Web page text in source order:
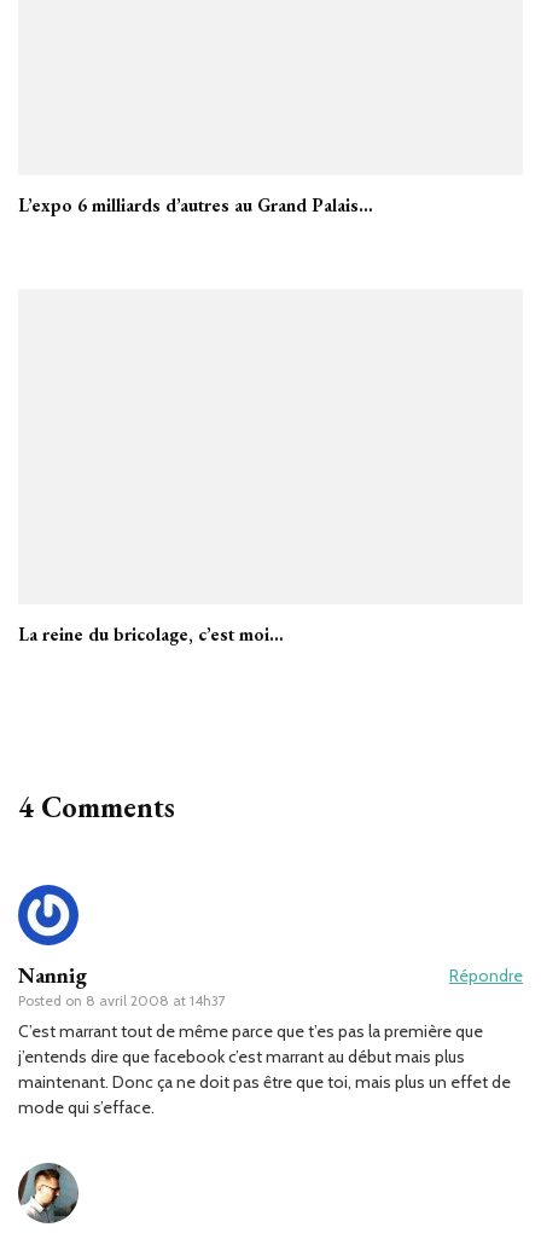
L’expo 6 milliards d’autres au Grand Palais…
La reine du bricolage, c’est moi…
4 Comments
Nannig
Posted on 8 avril 2008 at 14h37
Répondre
C’est marrant tout de même parce que t’es pas la première que
j’entends dire que facebook c’est marrant au début mais plus
maintenant. Donc ça ne doit pas être que toi, mais plus un effet de
mode qui s’efface.